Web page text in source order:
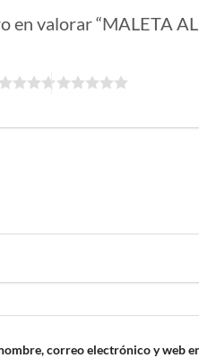
en valorar “MALETA
correo electrónico y web